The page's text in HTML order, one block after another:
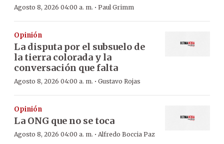
Agosto 8, 2026 04:00 a. m. · Paul Grimm
Opinión
La disputa por el subsuelo de
la tierra colorada y la
conversación que falta
Agosto 8, 2026 04:00 a. m. · Gustavo Rojas
Opinión
La ONG que no se toca
Agosto 8, 2026 04:00 a. m. · Alfredo Boccia Paz